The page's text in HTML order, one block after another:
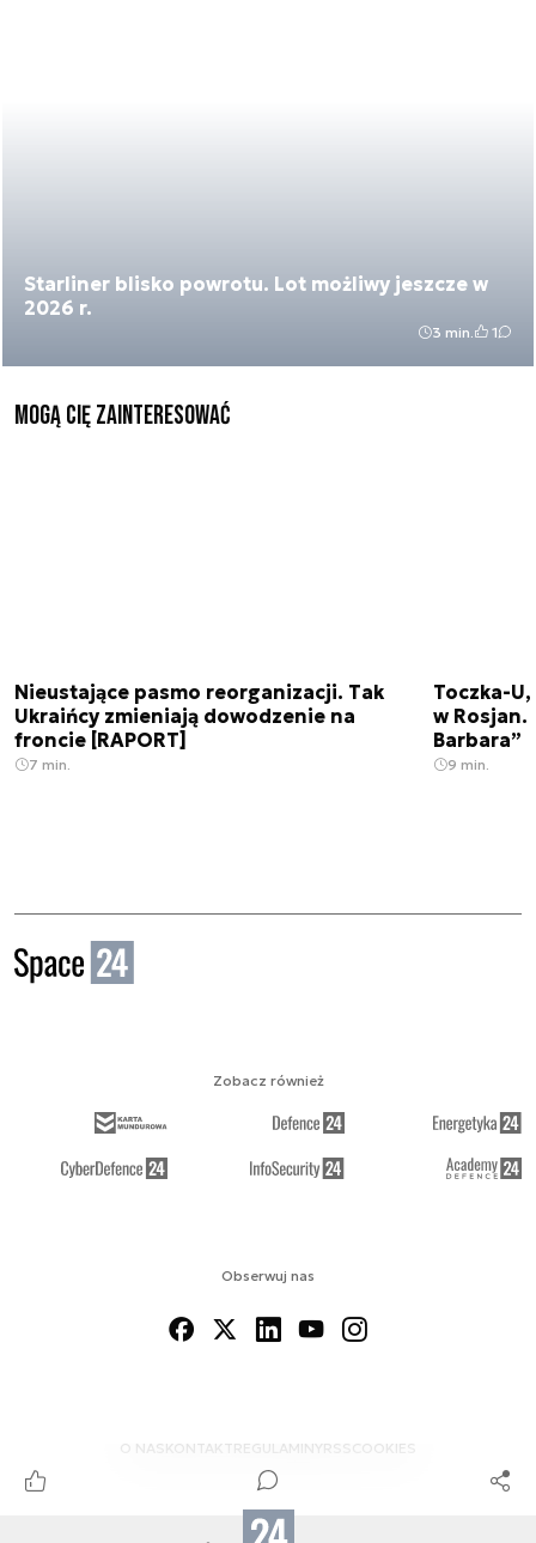
Starliner blisko powrotu. Lot możliwy jeszcze w
2026 r.
3 min. 1
Mogą Cię zainteresować
Nieustające pasmo reorganizacji. Tak
Ukraińcy zmieniają dowodzenie na
froncie [RAPORT]
7 min.
Toczka-
w Rosjan.
Barbara”
9 min.
Obserwuj nas
O NAS KONTAKTREGULAMINYRSS COOKIES
Zobacz również